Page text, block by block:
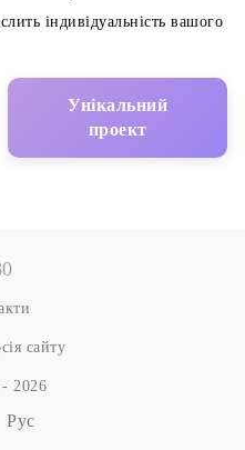
індивідуальність вашого
Унікальний
проект
сайту
2026
Рус